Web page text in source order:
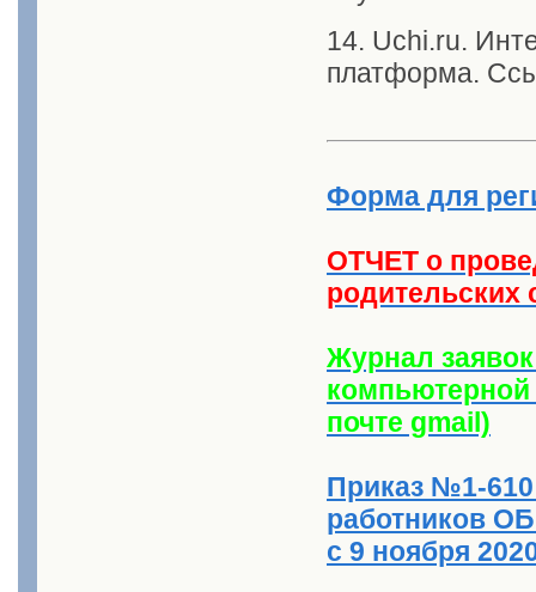
14. Uchi.ru.
платформа.
Форма для
ОТЧЕТ о
родительских
Журнал
компьютерной
почте gmail)
Приказ №1-610
работников
с 9 ноября